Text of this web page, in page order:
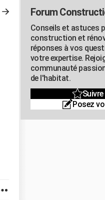
Forum
Conseils et astuces
construction et
réponses à vos
votre expertise.
communauté
de l'habitat.
Posez